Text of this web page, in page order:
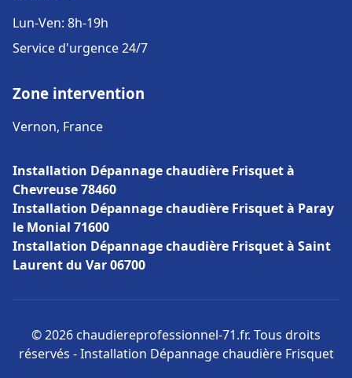
Lun-Ven: 8h-19h
Service d'urgence 24/7
Zone intervention
Vernon, France
Installation Dépannage chaudière Frisquet à
Chevreuse 78460
Installation Dépannage chaudière Frisquet à Paray
le Monial 71600
Installation Dépannage chaudière Frisquet à Saint
Laurent du Var 06700
© 2026 chaudiereprofessionnel-71.fr. Tous droits
réservés - Installation Dépannage chaudière Frisquet